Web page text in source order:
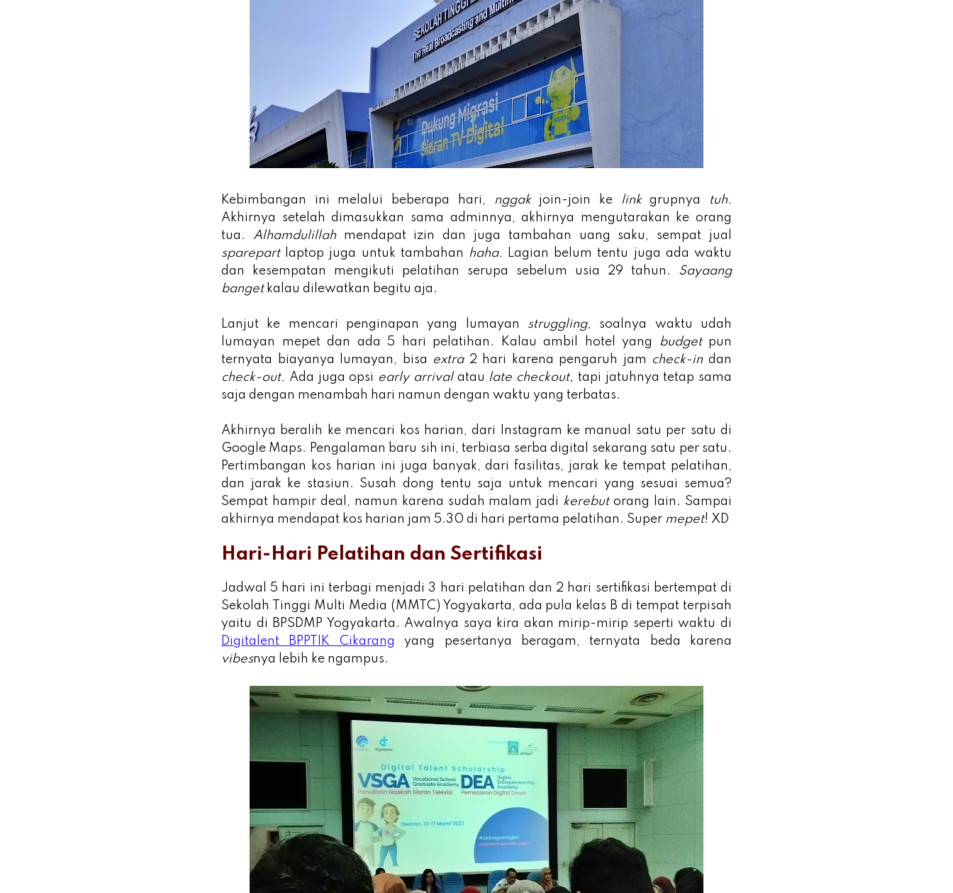
Kebimbangan ini melalui beberapa hari, nggak join-join ke linkgrupnya
tuh.
Akhirnya setelah dimasukkan sama adminnya, akhirnya mengutarakan ke orang
tua. Alhamdulillah mendapat izin dan juga tambahan uang saku, sempat jual
sparepart
laptop juga untuk tambahan haha.
Lagian belum tentu juga ada waktu
dan kesempatan mengikuti pelatihan serupa sebelum usia 29 tahun.
Sayaang
bangetkalau dilewatkan begitu aja.
Lanjut ke mencari penginapan yang lumayan struggling, soalnya waktu udah
lumayan mepet dan ada 5 hari pelatihan. Kalau ambil hotel yang budget pun
ternyata biayanya lumayan, bisa
extra 2 hari karena pengaruh jam check-indan
check-out. Ada juga opsi early arrival atau late checkout, tapi jatuhnya tetap sama
saja dengan menambah hari namun dengan waktu yang terbatas.
Akhirnya beralih ke mencari kos harian, dari Instagram ke manual satu per satu di
Google Maps. Pengalaman baru sih ini, terbiasa serba digital sekarang satu per satu.
Pertimbangan kos harian ini juga banyak, dari fasilitas, jarak ke tempat pelatihan,
dan jarak ke stasiun. Susah dong tentu saja untuk mencari yang sesuai semua?
Sempat hampir deal, namun karena sudah malam jadi kerebutorang lain. Sampai
akhirnya mendapat kos harian jam 5.30 di hari pertama pelatihan. Super mepet! XD
Hari-Hari Pelatihan dan Sertifikasi
Jadwal 5 hari ini terbagi menjadi 3 hari pelatihan dan 2 hari sertifikasi bertempat di
Sekolah Tinggi Multi Media (MMTC) Yogyakarta, ada pula kelas B di tempat terpisah
yaitu di BPSDMP Yogyakarta. Awalnya saya kira akan mirip-mirip seperti waktu di
Digitalent BPPTIK Cikarang yang pesertanya beragam, ternyata beda karena
vibesnya lebih ke ngampus.